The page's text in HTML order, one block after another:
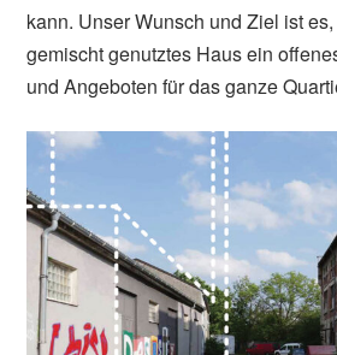
kann. Unser Wunsch und Ziel ist
gemischt genutztes Haus ein
und Angeboten für das ganze